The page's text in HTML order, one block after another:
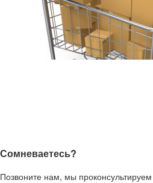
Сомневаетесь?
Позвоните нам, мы проконсультируем